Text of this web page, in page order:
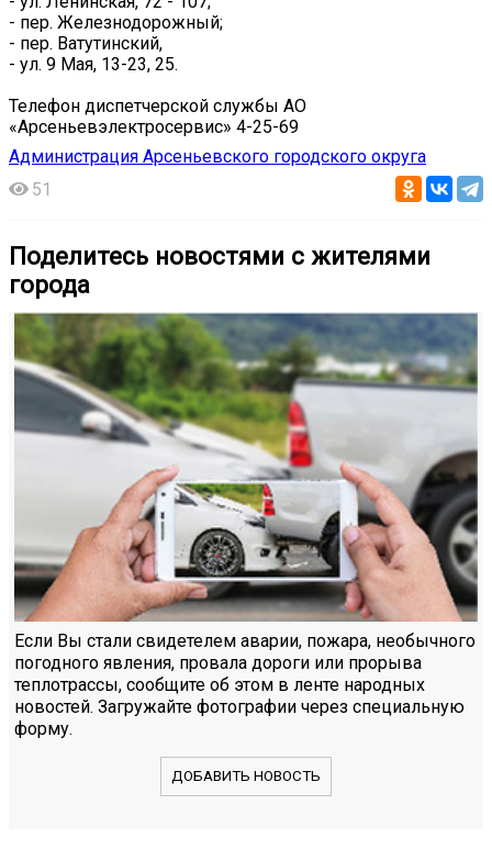
- пер. Железнодорожный;
- пер. Ватутинский,
- ул. 9 Мая, 13-23, 25.
Телефон диспетчерской службы АО
«Арсеньевэлектросервис» 4-25-69
Администрация Арсеньевского городского округа
51
Поделитесь новостями с жителями
города
Если Вы стали свидетелем аварии, пожара, необычного
погодного явления, провала дороги или прорыва
теплотрассы, сообщите об этом в ленте народных
новостей. Загружайте фотографии через специальную
форму.
ДОБАВИТЬ НОВОСТЬ